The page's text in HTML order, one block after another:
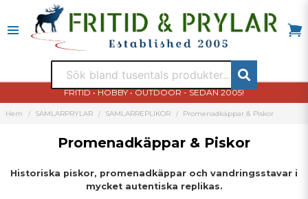
FRITID • HOBBY • OUTDOOR - SEDAN 2005!
Hem SAMLARPRYLAR SAMLARREPLIKOR Promenadkäppar & Piskor
Promenadkäppar & Piskor
Historiska piskor, promenadkäppar och vandringsstavar i
mycket autentiska replikas.